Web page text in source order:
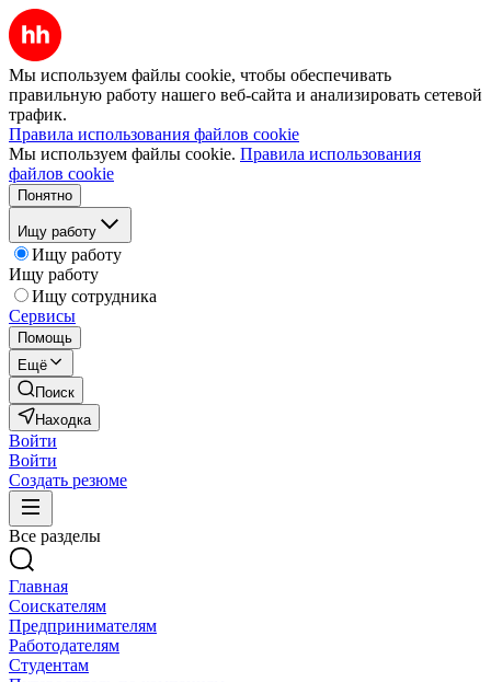
Мы используем файлы cookie, чтобы обеспечивать
правильную работу нашего веб-сайта и анализировать сетевой
трафик.
Правила использования файлов cookie
Мы используем файлы cookie. Правила использования
файлов cookie
Понятно
Ищу работу
Ищу работу
Ищу работу
Ищу сотрудника
Сервисы
Помощь
Ещё
Поиск
Находка
Войти
Войти
Создать резюме
Все разделы
Главная
Соискателям
Предпринимателям
Работодателям
Студентам